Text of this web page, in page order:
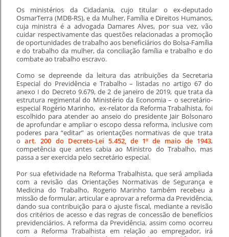
Os ministérios da Cidadania, cujo titular o ex-deputado
OsmarTerra (MDB-RS), e da Mulher, Família e Direitos Humanos,
cuja ministra é a advogada Damares Alves, por sua vez, vão
cuidar respectivamente das questões relacionadas a promoção
de oportunidades de trabalho aos beneficiários do Bolsa-Família
e do trabalho da mulher, da conciliação família e trabalho e do
combate ao trabalho escravo.
Como se depreende da leitura das atribuições da Secretaria
Especial do Previdência e Trabalho – listadas no artigo 67 do
anexo I do Decreto 9.679, de 2 de janeiro de 2019, que trata da
estrutura regimental do Ministério da Economia – o secretário-
especial Rogério Marinho, ex-relator da Reforma Trabalhista, foi
escolhido para atender ao anseio do presidente Jair Bolsonaro
de aprofundar e ampliar o escopo dessa reforma, inclusive com
poderes para “editar” as orientações normativas de que trata
oart. 200 do Decreto-Lei 5.452, de 1º de maio de 1943,
competência que antes cabia ao Ministro do Trabalho, mas
passa a ser exercida pelo secretário especial.
Por sua efetividade na Reforma Trabalhista, que será ampliada
com a revisão das Orientações Normativas de Segurança e
Medicina do Trabalho, Rogerio Marinho também recebeu a
missão de formular, articular e aprovar a reforma da Previdência,
dando sua contribuição para o ajuste fiscal, mediante a revisão
dos critérios de acesso e das regras de concessão de benefícios
previdenciários. A reforma da Previdência, assim como ocorreu
com a Reforma Trabalhista em relação ao empregador, irá